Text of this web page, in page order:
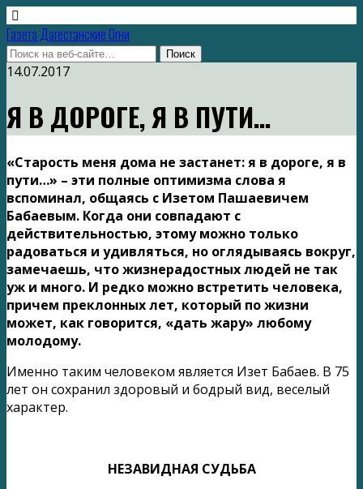
Газета Дагестанские Огни
14.07.2017
Я В ДОРОГЕ, Я В ПУТИ…
«Старость меня дома не застанет: я в дороге, я в
пути…» – эти полные оптимизма слова я
вспоминал, общаясь с Изетом Пашаевичем
Бабаевым. Когда они совпадают с
действительностью, этому можно только
радоваться и удивляться, но оглядываясь вокруг,
замечаешь, что жизнерадостных людей не так
уж и много. И редко можно встретить человека,
причем преклонных лет, который по жизни
может, как говорится, «дать жару» любому
молодому.
Именно таким человеком является Изет Бабаев. В 75
лет он сохранил здоровый и бодрый вид, веселый
характер.
НЕЗАВИДНАЯ СУДЬБА